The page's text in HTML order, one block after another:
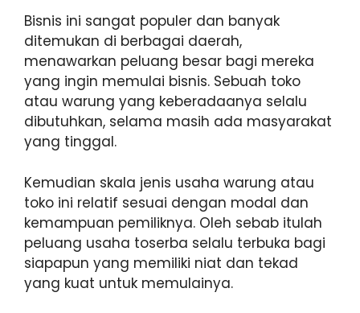
Bisnis ini sangat populer dan banyak
ditemukan di berbagai daerah,
menawarkan peluang besar bagi mereka
yang ingin memulai bisnis. Sebuah toko
atau warung yang keberadaanya selalu
dibutuhkan, selama masih ada masyarakat
yang tinggal.
Kemudian skala jenis usaha warung atau
toko ini relatif sesuai dengan modal dan
kemampuan pemiliknya. Oleh sebab itulah
peluang usaha toserba selalu terbuka bagi
siapapun yang memiliki niat dan tekad
yang kuat untuk memulainya.